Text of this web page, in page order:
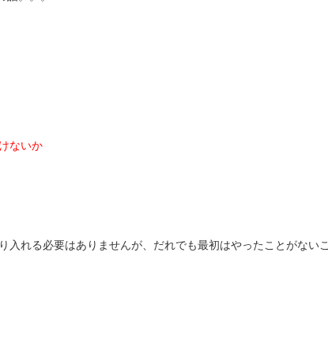
ないか
入れる必要はありませんが、だれでも最初はやったことがないこ